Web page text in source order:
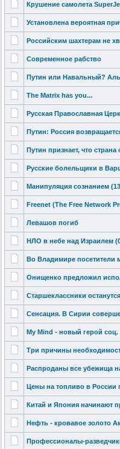
Крушение самолета
Установлена вероятная
Российским шахтерам не
Современное рабство
Путин или Навальный?
The Matrix has you...
Русская Православная
Путин: Россия
Путин признает, что
Русские болельщики в
Манипуляция сознанием
Freenet (The Free Network
Левашов погиб
НЛО в небе над Израилем
Во Владимире посетители
Онищенко предложил
Старшеклассники
Сенсация. В Сирии
My Mind - новый герой соц.
Три причины
Распроданы все убежища
Цены на топливо в России
Китай и Япония начинают
Нефть - кровавое золото
Профессионалы-